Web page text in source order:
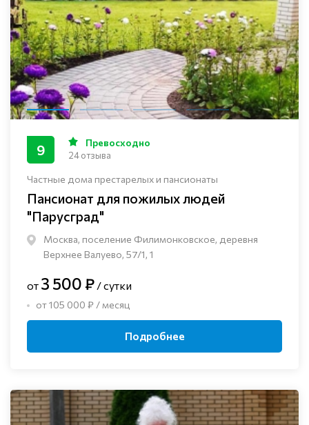
Частные дома престарелых и пансионаты
Пансионат для пожилых людей
"Парусград"
Москва, поселение Филимонковское, деревня
Верхнее Валуево, 57/1, 1
9 Превосходно
24 отзыва
от 3 500 ₽ / сутки
от 105 000 ₽ / месяц
Подробнее